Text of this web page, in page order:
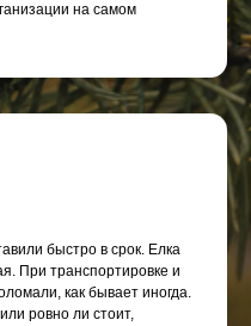
на самом
быстро в срок. Елка
При транспортировке и
как бывает иногда.
ровно ли стоит,